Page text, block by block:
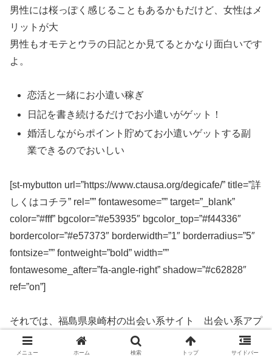
男性には桜っぽく感じることもあるかもだけど、女性はメ
リットが大
男性もオモテとウラの日記とか見てるとかなり面白いです
よ。
恋活と一緒にお小遣い稼ぎ
日記を書き続けるだけでお小遣いがゲット！
婚活しながらポイント貯めてお小遣いゲットする副
業できるのでおいしい
[st-mybutton url=”https://www.ctausa.org/degicafe/” title=”詳
しくはコチラ” rel=”” fontawesome=”” target=”_blank”
color=”#fff” bgcolor=”#e53935″ bgcolor_top=”#f44336″
bordercolor=”#e57373″ borderwidth=”1″ borderradius=”5″
fontsize=”” fontweight=”bold” width=””
fontawesome_after=”fa-angle-right” shadow=”#c62828″
ref=”on”]
それでは、福島県泉崎村の出会い系サイト 出会い系アプ
リを実際に使ってみた感想などを解説します。
メニュー ホーム 検索 トップ サイドバー